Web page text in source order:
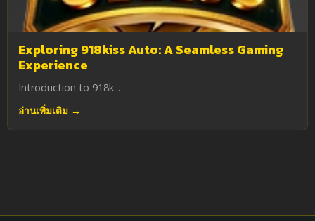
Exploring 918kiss Auto: A Seamless Gaming
Experience
Introduction to 918k...
อ่านเพิ่มเติม →